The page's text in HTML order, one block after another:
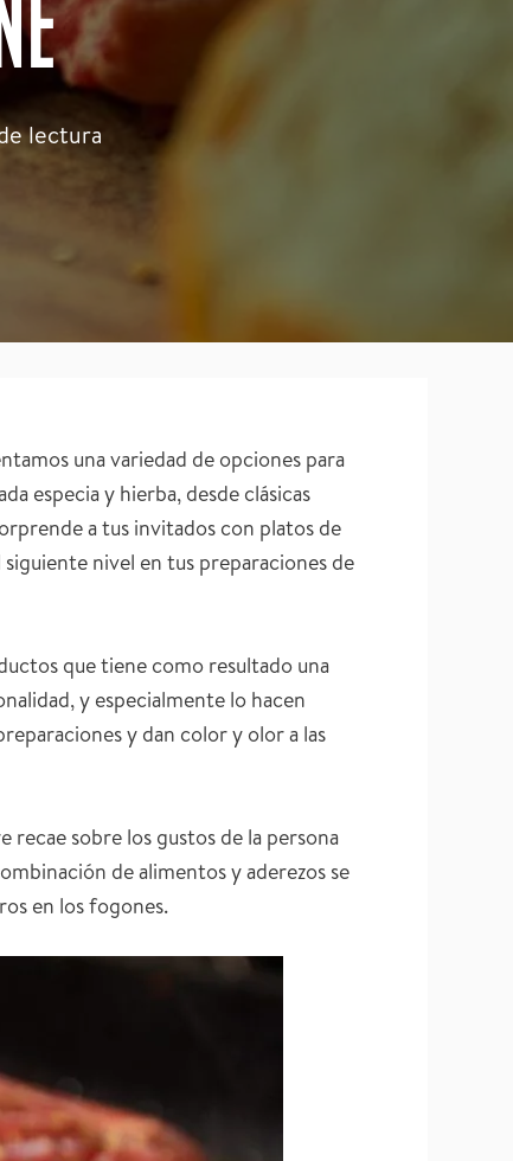
lectura
una variedad de opciones para
especia y hierba, desde clásicas
a tus invitados con platos de
nivel en tus preparaciones de
que tiene como resultado una
y especialmente lo hacen
y dan color y olor a las
sobre los gustos de la persona
de alimentos y aderezos se
en los fogones.